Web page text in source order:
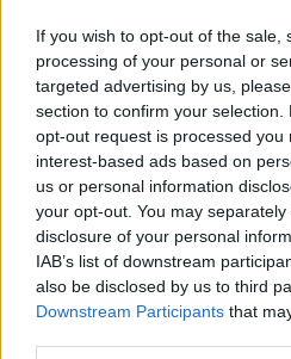
If you wish to opt-out of the sale,
processing of your personal or
targeted advertising by us,
section to confirm your
opt-out request is processed you
interest-based ads based on
us or personal information
your opt-out. You may
disclosure of your personal
IAB’s list of downstream
also be disclosed by us to third
Downstream Participants that
Recomandări
1
Cum se face o
rapidă
2 Foi de napolitană cu